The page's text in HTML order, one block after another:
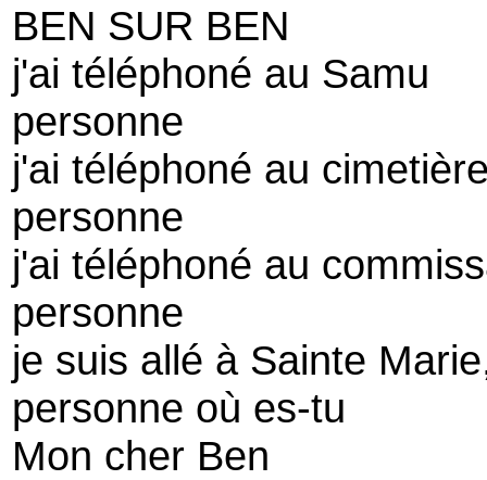
BEN SUR BEN
j'ai téléphoné au Samu
personne
j'ai téléphoné au
personne
j'ai téléphoné au
personne
je suis allé à Sainte
personne où es-tu
Mon cher Ben